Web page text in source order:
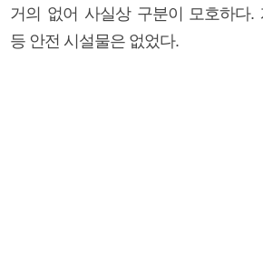
거의 없어 사실상 구분이 모호하다.
등 안전 시설물은 없었다.